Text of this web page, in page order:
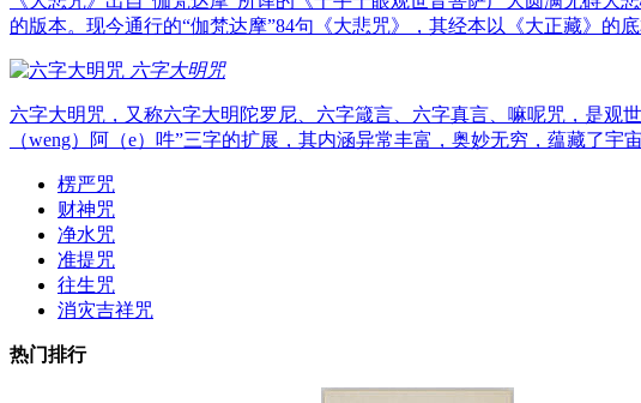
的版本。现今通行的“伽梵达摩”84句《大悲咒》，其经本以《大正藏》的
六字大明咒
六字大明咒，又称六字大明陀罗尼、六字箴言、六字真言、嘛呢咒，是观
（weng）阿（e）吽”三字的扩展，其内涵异常丰富，奥妙无穷，蕴藏了宇
楞严咒
财神咒
净水咒
准提咒
往生咒
消灾吉祥咒
热门排行